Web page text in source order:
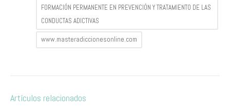
FORMACIÓN PERMANENTE EN PREVENCIÓN Y TRATAMIENTO DE LAS
CONDUCTAS ADICTIVAS
www.masteradiccionesonline.com
Artículos relacionados